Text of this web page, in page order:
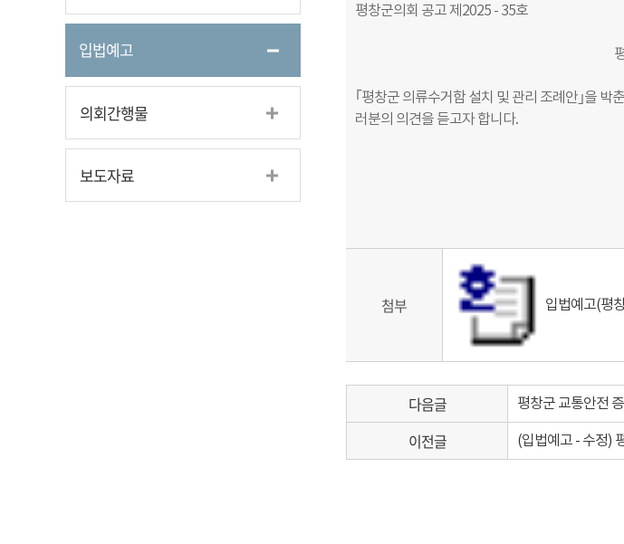
입법예고
의회간행물
보도자료
평창군의회 공고 제 2025 - 35호
｢평창군 의류수거함 설치 및 관리 조례안｣을 박
러분의 의견을 듣고자 합니다.
첨부 입법예고(평
다음글 평창군 교통안전
이전글 (입법예고 - 수정)